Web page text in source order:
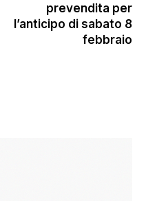
prevendita per
l’anticipo di sabato 8
febbraio